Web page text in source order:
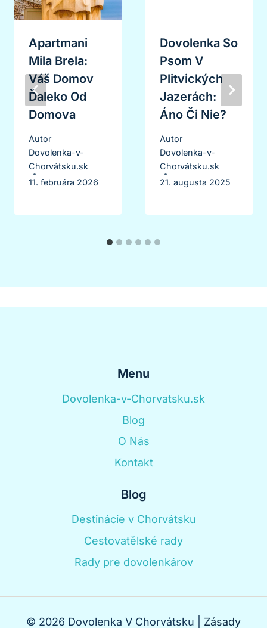
Apartmani
Mila Brela:
Váš Domov
Ďaleko Od
Domova
Autor
Dovolenka-v-
Chorvátsku.sk
11. februára 2026
Dovolenka So
Psom V
Plitvických
Jazerách:
Áno Či Nie?
Autor
Dovolenka-v-
Chorvátsku.sk
21. augusta 2025
Menu
Dovolenka-v-Chorvatsku.sk
Blog
O Nás
Kontakt
Blog
Destinácie v Chorvátsku
Cestovatělské rady
Rady pre dovolenkárov
© 2026 Dovolenka V Chorvátsku | Zásady